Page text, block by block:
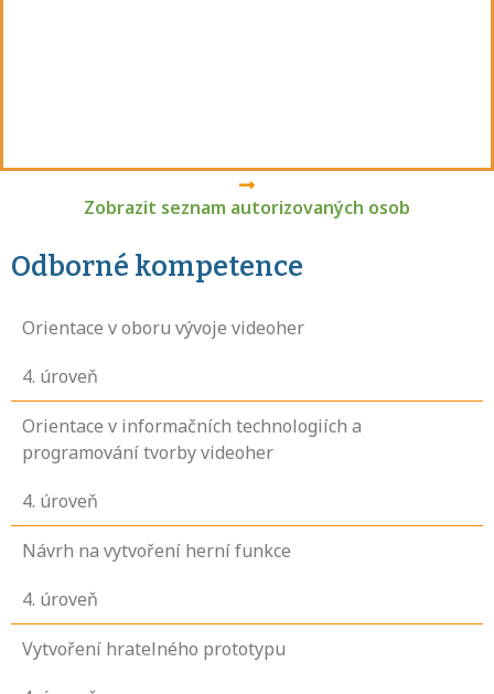
Zobrazit seznam autorizovaných osob
Odborné kompetence
Orientace v oboru vývoje videoher
4. úroveň
Orientace v informačních technologiích a
programování tvorby videoher
4. úroveň
Návrh na vytvoření herní funkce
4. úroveň
Vytvoření hratelného prototypu